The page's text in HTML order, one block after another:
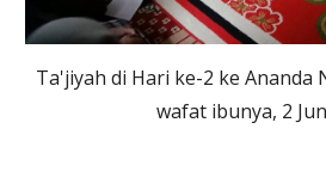
Ta'jiyah di Hari ke-2 ke Ananda
wafat ibunya, 2